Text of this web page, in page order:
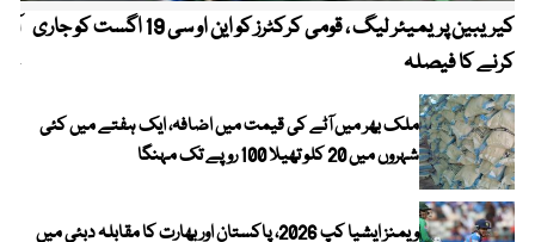
کیریبین پریمیئر لیگ ، قومی کرکٹرز کو این او سی 19 اگست کو جاری
کرنے کا فیصلہ
ملک بھر میں آٹے کی قیمت میں اضافہ، ایک ہفتے میں کئی
شہروں میں 20 کلو تھیلا 100 روپے تک مہنگا
ویمنز ایشیا کپ 2026، پاکستان اور بھارت کا مقابلہ دبئی میں